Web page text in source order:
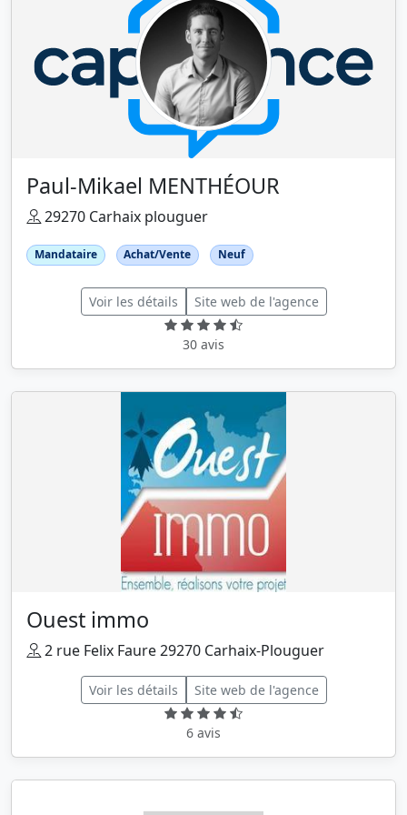
Paul-Mikael MENTHÉOUR
29270 Carhaix plouguer
Mandataire Achat/Vente Neuf
Voir les détails Site web de l'agence
30 avis
Ouest immo
2 rue Felix Faure 29270 Carhaix-Plouguer
Voir les détails Site web de l'agence
6 avis